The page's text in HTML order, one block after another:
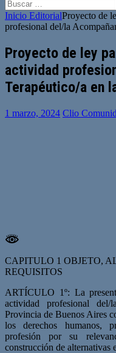
Buscar:
Inicio EditorialProyecto de
profesional del/la
Proyecto de ley
actividad
Terapéutico/a en
1 marzo, 2024 Clio
CAPITULO 1 OBJETO,
REQUISITOS
ARTÍCULO 1º: La
actividad profesional del/
Provincia de Buenos Aires
los derechos humanos,
profesión por su
construcción de alternativas